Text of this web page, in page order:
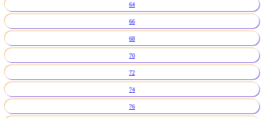
64
66
68
70
72
74
76